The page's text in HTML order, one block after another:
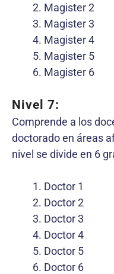
Magister 2
Magister 3
Magister 4
Magister 5
Magister 6
Nivel 7:
Comprende a los
doctorado en áreas
nivel se divide en 6
Doctor 1
Doctor 2
Doctor 3
Doctor 4
Doctor 5
Doctor 6